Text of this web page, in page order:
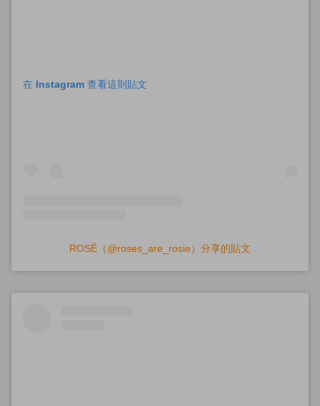
在 Instagram 查看這則貼文
ROSÉ（@roses_are_rosie）分享的貼文